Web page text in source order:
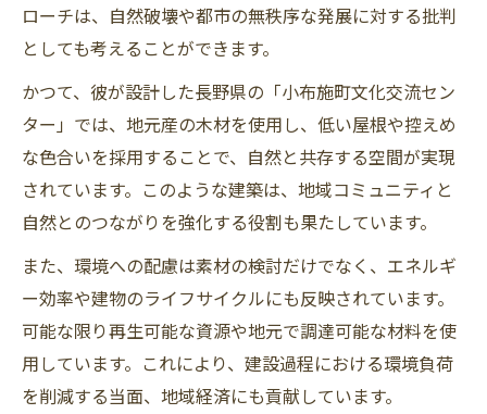
ローチは、自然破壊や都市の無秩序な発展に対する批判
としても考えることができます。
かつて、彼が設計した長野県の「小布施町文化交流セン
ター」では、地元産の木材を使用し、低い屋根や控えめ
な色合いを採用することで、自然と共存する空間が実現
されています。このような建築は、地域コミュニティと
自然とのつながりを強化する役割も果たしています。
また、環境への配慮は素材の検討だけでなく、エネルギ
ー効率や建物のライフサイクルにも反映されています。
可能な限り再生可能な資源や地元で調達可能な材料を使
用しています。これにより、建設過程における環境負荷
を削減する当面、地域経済にも貢献しています。